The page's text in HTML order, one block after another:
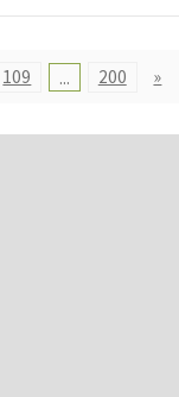
109 ... 200 »